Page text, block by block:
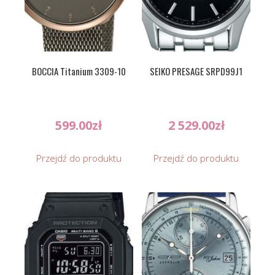
BOCCIA Titanium 3309-10
599.00zł
Przejdź do produktu
SEIKO PRESAGE SRPD99J1
2 529.00zł
Przejdź do produktu